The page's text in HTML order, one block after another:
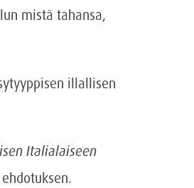
mistä tahansa,
illallisen
Italialaiseen